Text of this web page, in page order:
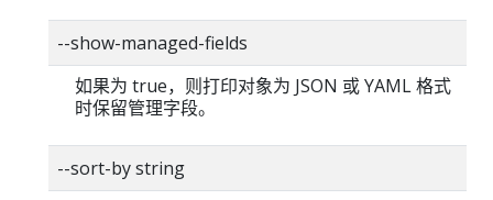
--show-managed-fields
如果为 true，则打印对象为 JSON 或 YAML 格式
时保留管理字段。
--sort-by string